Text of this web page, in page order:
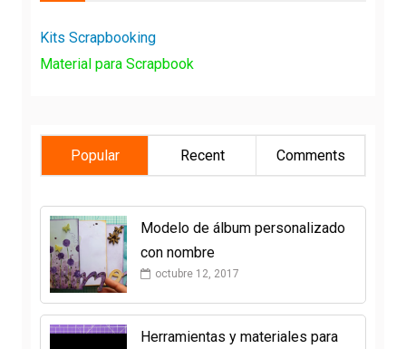
Kits Scrapbooking
Material para Scrapbook
Popular Recent Comments
Modelo de álbum personalizado
con nombre
octubre 12, 2017
Herramientas y materiales para